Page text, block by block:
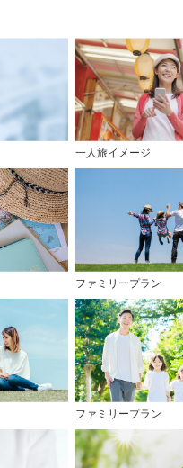
一人旅イメージ
ファミリープラン
ファミリープラン